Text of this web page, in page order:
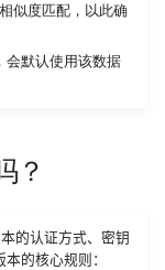
数据源
梦 数据源
Redshift 数据源
数据源
似度匹配，以此确
会默认使用该数据
？
的认证方式、密钥
的核心规则：